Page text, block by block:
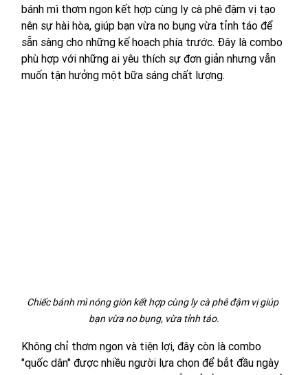
bánh mì thơm ngon kết hợp cùng ly cà phê đậm vị tạo
nên sự hài hòa, giúp bạn vừa no bụng vừa tỉnh táo để
sẵn sàng cho những kế hoạch phía trước. Đây là combo
phù hợp với những ai yêu thích sự đơn giản nhưng vẫn
muốn tận hưởng một bữa sáng chất lượng.
Chiếc bánh mì nóng giòn kết hợp cùng ly cà phê đậm vị giúp
bạn vừa no bụng, vừa tỉnh táo.
Không chỉ thơm ngon và tiện lợi, đây còn là combo
"quốc dân" được nhiều người lựa chọn để bắt đầu ngày